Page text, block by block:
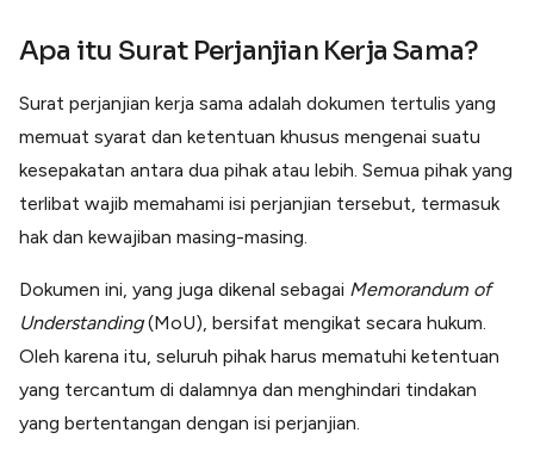
Apa itu Surat Perjanjian Kerja Sama?
Surat perjanjian kerja sama adalah dokumen tertulis yang
memuat syarat dan ketentuan khusus mengenai suatu
kesepakatan antara dua pihak atau lebih. Semua pihak yang
terlibat wajib memahami isi perjanjian tersebut, termasuk
hak dan kewajiban masing-masing.
Dokumen ini, yang juga dikenal sebagai Memorandum of
Understanding(MoU), bersifat mengikat secara hukum.
Oleh karena itu, seluruh pihak harus mematuhi ketentuan
yang tercantum di dalamnya dan menghindari tindakan
yang bertentangan dengan isi perjanjian.